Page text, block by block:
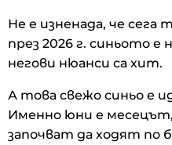
Не е изненада, че сега
през 2026 г. синьото е
негови нюанси са хит.
А това свежо синьо е
Именно юни е
започват да ходят по